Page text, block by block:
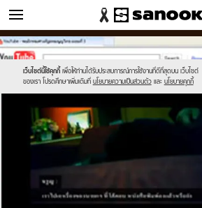
ข่าว
เว็บไซต์นี้ใช้คุกกี้ เพื่อให้ท่านได้รับประสบการณ์การใช้งานที่ดีที่สุดบน เว็บไซต์
ของเรา โปรดศึกษาเพิ่มเติมที่ นโยบายความเป็นส่วนตัว และ นโยบายคุกกี้
Sanook
//s.isanook.com/sr/0/images/logo-
new-
sanook.png
600
60
//s.isanook.com/ns/0/ud/195/977633/youtube-
b.jpg